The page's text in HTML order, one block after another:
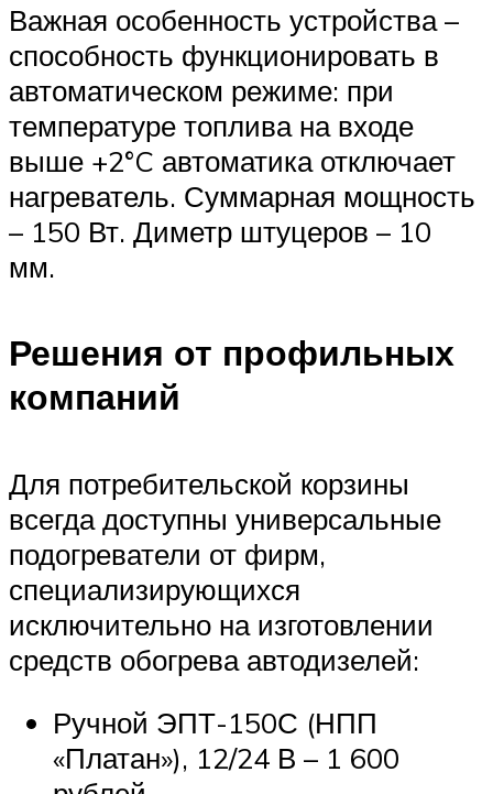
Важная особенность устройства –
способность функционировать в
автоматическом режиме: при
температуре топлива на входе
выше +2°C автоматика отключает
нагреватель. Суммарная мощность
– 150 Вт. Диметр штуцеров – 10
мм.
Решения от профильных
компаний
Для потребительской корзины
всегда доступны универсальные
подогреватели от фирм,
специализирующихся
исключительно на изготовлении
средств обогрева автодизелей:
Ручной ЭПТ-150С (НПП
«Платан»), 12/24 В – 1 600